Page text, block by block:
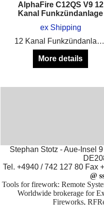
AlphaFire C12QS V9 12
Kanal Funkzündanlage
ex Shipping
12 Kanal Funkzündanlage mit einzelnen Modulen
More details
Stephan Stotz - Aue-Insel
Tel. +4940 / 742 127 80 Fax
@
Tools for firework: Remote
Worldwide brokerage for
Fireworks,